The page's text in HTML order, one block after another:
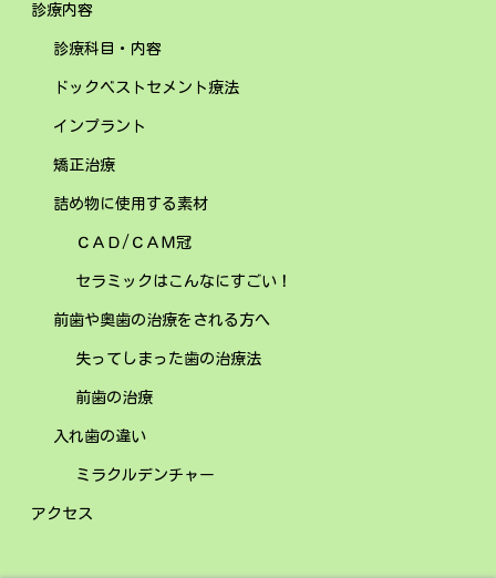
診療内容
診療科目・内容
ドックベストセメント療法
インプラント
矯正治療
詰め物に使用する素材
ＣＡＤ/ＣＡＭ冠
セラミックはこんなにすごい！
前歯や奥歯の治療をされる方へ
失ってしまった歯の治療法
前歯の治療
入れ歯の違い
ミラクルデンチャー
アクセス